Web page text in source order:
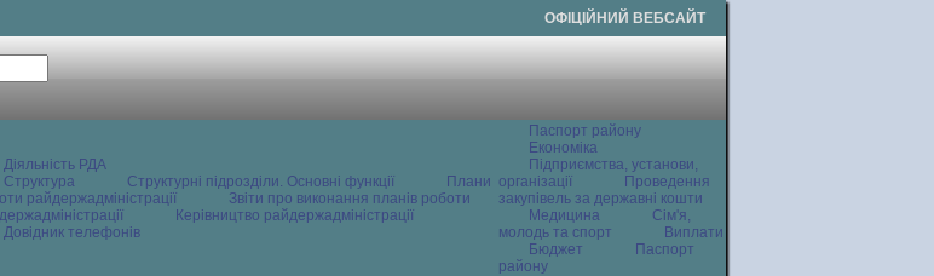
ОФІЦІЙНИЙ ВЕБСАЙТ
Діяльність РДА
Структура
Структурні підрозділи. Основні функції
Плани
райдержадміністрації
Звіти про виконання планів роботи
Керівництво райдержадміністрації
Довідник телефонів
Паспорт району
Економіка
Підприємства, установи,
організації
Проведення
закупівель за державні кошти
Медицина
Сім'я,
молодь та спорт
Виплати
Бюджет
Паспорт
району